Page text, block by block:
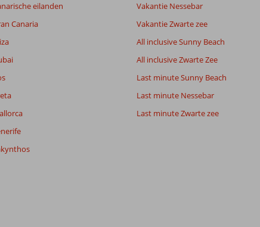
Filter reisgezelschap
Alle
Sorteren op
eilanden
Canaria
Vakantie Nessebar
Vakantie Zwarte zee
All inclusive Sunny Beach
All inclusive Zwarte Zee
Last minute Sunny Beach
Last minute Nessebar
Last minute Zwarte zee